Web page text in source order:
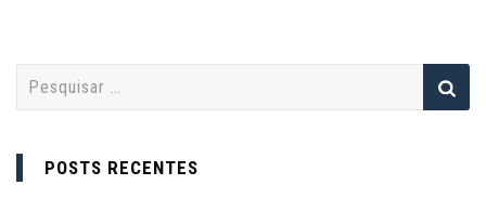
q
u
POSTS RECENTES